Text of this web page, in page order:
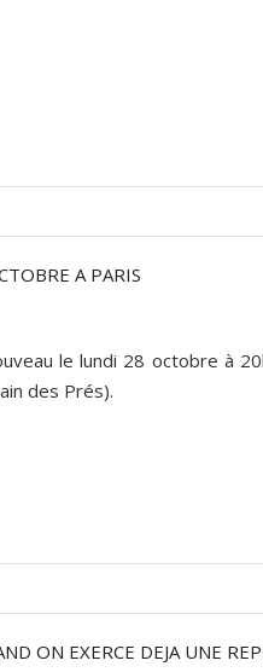
A PARIS
le lundi 28 octobre à
des Prés).
ON EXERCE DEJA UNE